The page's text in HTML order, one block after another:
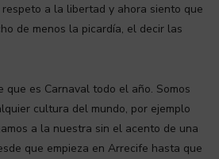
a la libertad y ahora siento que
de menos la picardía, el decir las
que es Carnaval todo el año. Somos
cultura del mundo, por ejemplo
a la nuestra sin el acento de una
que empieza en Arrecife hasta que